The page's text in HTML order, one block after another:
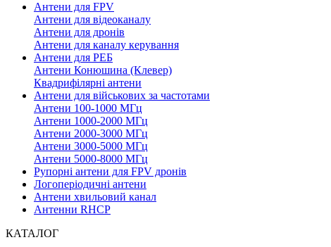
Антени для FPV
Антени для відеоканалу
Антени для дронів
Антени для каналу керування
Антени для РЕБ
Антени Конюшина (Клевер)
Квадрифілярні антени
Антени для військових за частотами
Антени 100-1000 МГц
Антени 1000-2000 МГц
Антени 2000-3000 МГц
Антени 3000-5000 МГц
Антени 5000-8000 МГц
Рупорні антени для FPV дронів
Логоперіодичні антени
Антени хвильовий канал
Антенни RHCP
КАТАЛОГ